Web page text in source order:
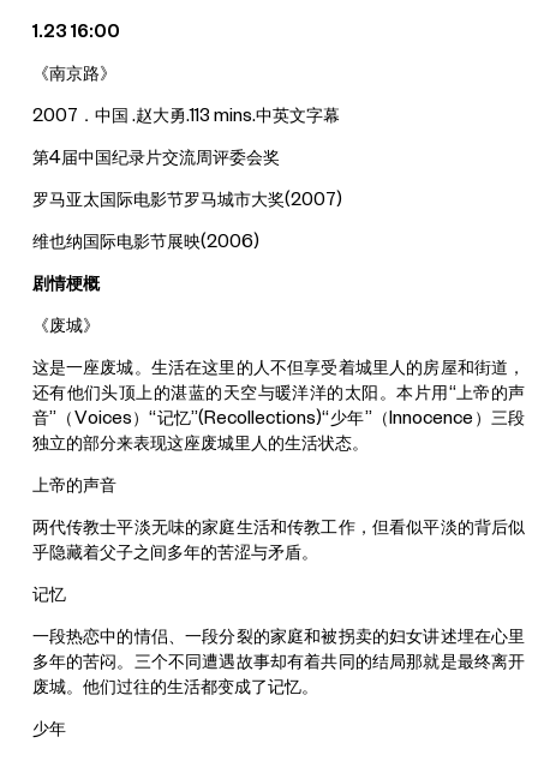
1.23 16:00
《南京路》
2007．中国 .赵大勇.113 mins.中英文字幕
第4届中国纪录片交流周评委会奖
罗马亚太国际电影节罗马城市大奖(2007)
维也纳国际电影节展映(2006)
剧情梗概
《废城》
这是一座废城。生活在这里的人不但享受着城里人的房屋和街道，
还有他们头顶上的湛蓝的天空与暖洋洋的太阳。本片用“上帝的声
音”（Voices）“记忆”(Recollections)“少年”（Innocence）三段
独立的部分来表现这座废城里人的生活状态。
上帝的声音
两代传教士平淡无味的家庭生活和传教工作，但看似平淡的背后似
乎隐藏着父子之间多年的苦涩与矛盾。
记忆
一段热恋中的情侣、一段分裂的家庭和被拐卖的妇女讲述埋在心里
多年的苦闷。三个不同遭遇故事却有着共同的结局那就是最终离开
废城。他们过往的生活都变成了记忆。
少年